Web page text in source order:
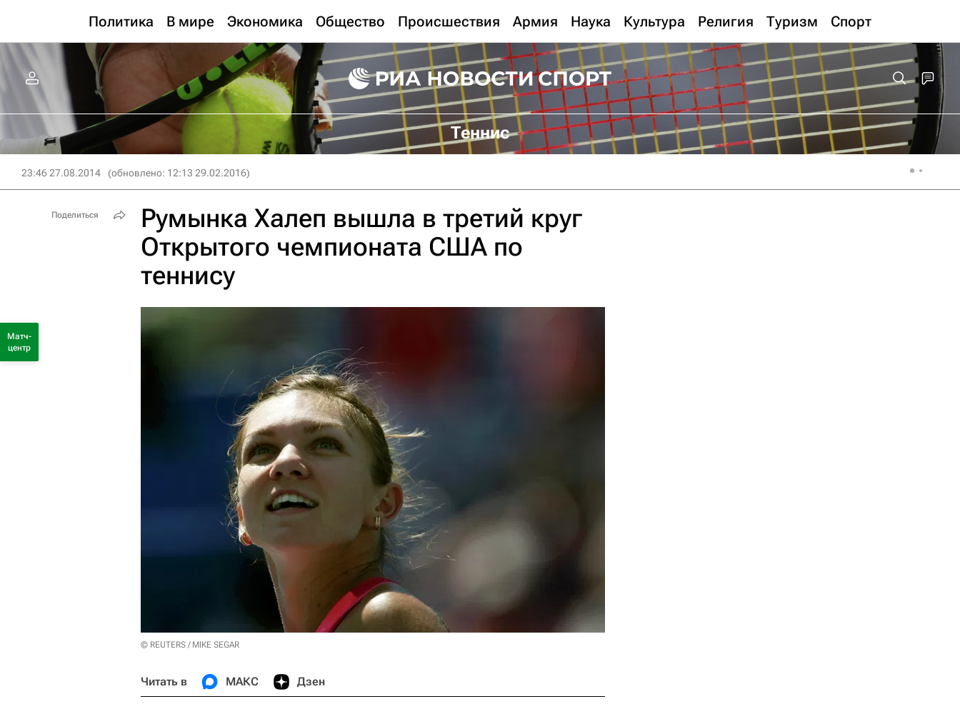
Политика В мире Экономика Общество Происшествия Армия Наука Культура Религия Туризм Спорт
Теннис
23:46 27.08.2014 (обновлено: 12:13 29.02.2016)
Румынка Халеп вышла в третий круг
Открытого чемпионата США по
теннису
© REUTERS / MIKE SEGAR
Читать в МАКС Дзен
Поделиться
Матч-
центр